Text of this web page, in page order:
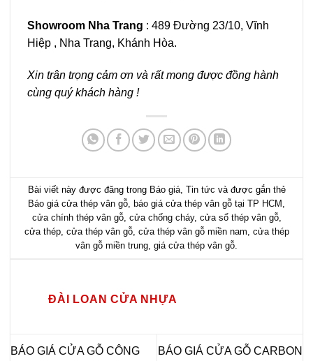
Showroom Nha Trang : 489 Đường 23/10, Vĩnh
Hiệp , Nha Trang, Khánh Hòa.
Xin trân trọng cảm ơn và rất mong được đồng hành
cùng quý khách hàng !
Bài viết này được đăng trong Báo giá, Tin tức và được gắn thẻ
Báo giá cửa thép vân gỗ
báo giá cửa thép vân gỗ tại TP HCM
cửa chính thép vân gỗ, cửa chống cháy, cửa sổ thép vân gỗ,
cửa thép, cửa thép vân gỗ, cửa thép vân gỗ miền nam cửa thép
vân gỗ miền trung giá cửa thép vân gỗ
ĐÀI LOAN CỬA NHỰA
BÁO GIÁ CỬA GỖ CÔNG
BÁO GIÁ CỬA GỖ CARBON